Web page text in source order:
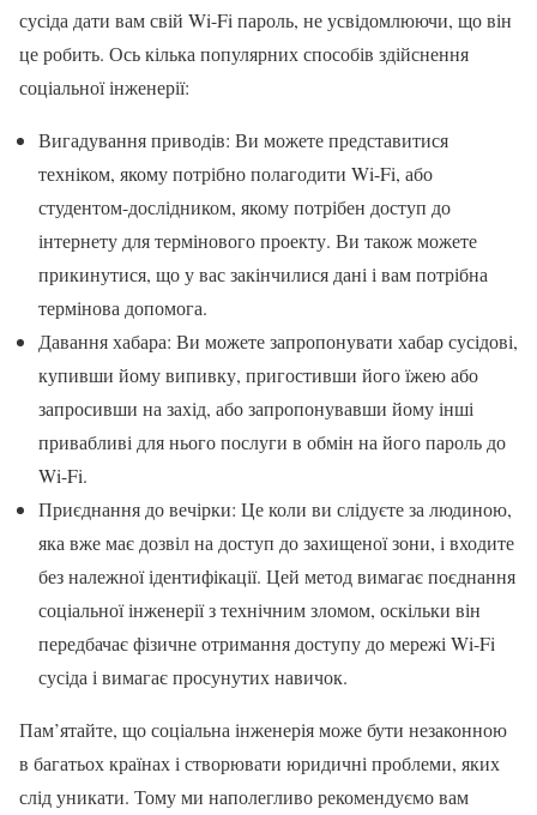
сусіда дати вам свій Wi-Fi пароль, не усвідомлюючи, що він
це робить. Ось кілька популярних способів здійснення
соціальної інженерії:
Вигадування приводів: Ви можете представитися
техніком, якому потрібно полагодити Wi-Fi, або
студентом-дослідником, якому потрібен доступ до
інтернету для термінового проекту. Ви також можете
прикинутися, що у вас закінчилися дані і вам потрібна
термінова допомога.
Давання хабара: Ви можете запропонувати хабар сусідові,
купивши йому випивку, пригостивши його їжею або
запросивши на захід, або запропонувавши йому інші
привабливі для нього послуги в обмін на його пароль до
Wi-Fi.
Приєднання до вечірки: Це коли ви слідуєте за людиною,
яка вже має дозвіл на доступ до захищеної зони, і входите
без належної ідентифікації. Цей метод вимагає поєднання
соціальної інженерії з технічним зломом, оскільки він
передбачає фізичне отримання доступу до мережі Wi-Fi
сусіда і вимагає просунутих навичок.
Пам’ятайте, що соціальна інженерія може бути незаконною
в багатьох країнах і створювати юридичні проблеми, яких
слід уникати. Тому ми наполегливо рекомендуємо вам